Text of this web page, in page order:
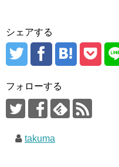
シェアする
フォローする
takuma